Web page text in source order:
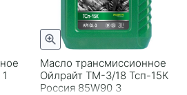
Масло трансмиссионное
Ойлрайт ТМ-3/18 Тсп-15К
Россия 85W90 3